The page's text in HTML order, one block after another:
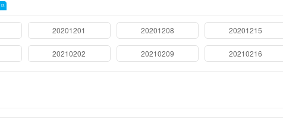
13
20201201 20201208 20201215
20210202 20210209 20210216